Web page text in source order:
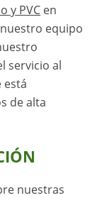
y PVC en
equipo
servicio al
está
de alta
nuestras